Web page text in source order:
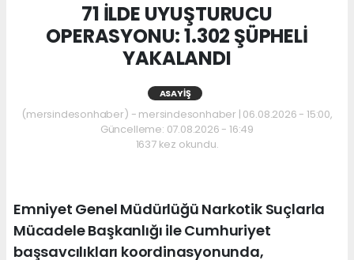
71 İLDE UYUŞTURUCU
OPERASYONU: 1.302 ŞÜPHELİ
YAKALANDI
ASAYIŞ
(mersindesonhaber) - mersindesonhaber | 06.08.2026 - 15:00,
Güncelleme: 07.08.2026 - 16:49
1637 kez okundu.
Emniyet Genel Müdürlüğü Narkotik Suçlarla
Mücadele Başkanlığı ile Cumhuriyet
başsavcılıkları koordinasyonunda,